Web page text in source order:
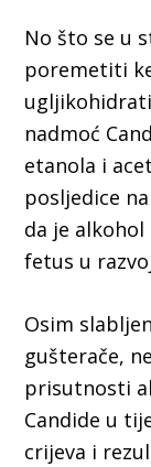
No što se u
poremetiti
nadmoć
etanola i
posljedice
da je
fetus u
Osim
gušterače,
prisutnosti
Candide u
crijeva i